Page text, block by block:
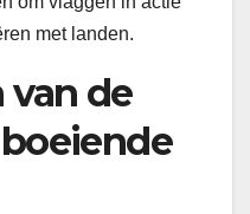
met landen.
van de